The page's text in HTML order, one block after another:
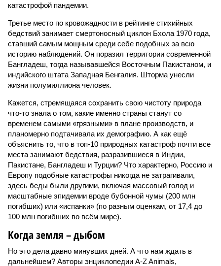
катастрофой пандемии.
Третье место по кровожадности в рейтинге стихийных
бедствий занимает смертоносный циклон Бхола 1970 года,
ставший самым мощным среди себе подобных за всю
историю наблюдений. Он поразил территории современной
Бангладеш, тогда называвшейся Восточным Пакистаном, и
индийского штата Западная Бенгалия. Шторма унесли
жизни полумиллиона человек.
Кажется, стремящаяся сохранить свою чистоту природа
что-то знала о том, какие именно страны станут со
временем самыми «грязными» в плане производств, и
планомерно подтачивала их демографию. А как ещё
объяснить то, что в топ-10 природных катастроф почти все
места занимают бедствия, разразившиеся в Индии,
Пакистане, Бангладеш и Турции? Что характерно, Россию и
Европу подобные катастрофы никогда не затрагивали,
здесь беды были другими, включая массовый голод и
масштабные эпидемии вроде бубонной чумы (200 млн
погибших) или «испанки» (по разным оценкам, от 17,4 до
100 млн погибших во всём мире).
Когда земля – дыбом
Но это дела давно минувших дней. А что нам ждать в
дальнейшем? Авторы энциклопедии A-Z Animals,